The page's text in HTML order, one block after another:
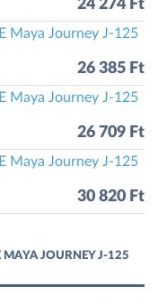
24 274 Ft
Maya Journey J-125
26 385 Ft
Maya Journey J-125
26 709 Ft
Maya Journey J-125
30 820 Ft
MAYA JOURNEY J-125